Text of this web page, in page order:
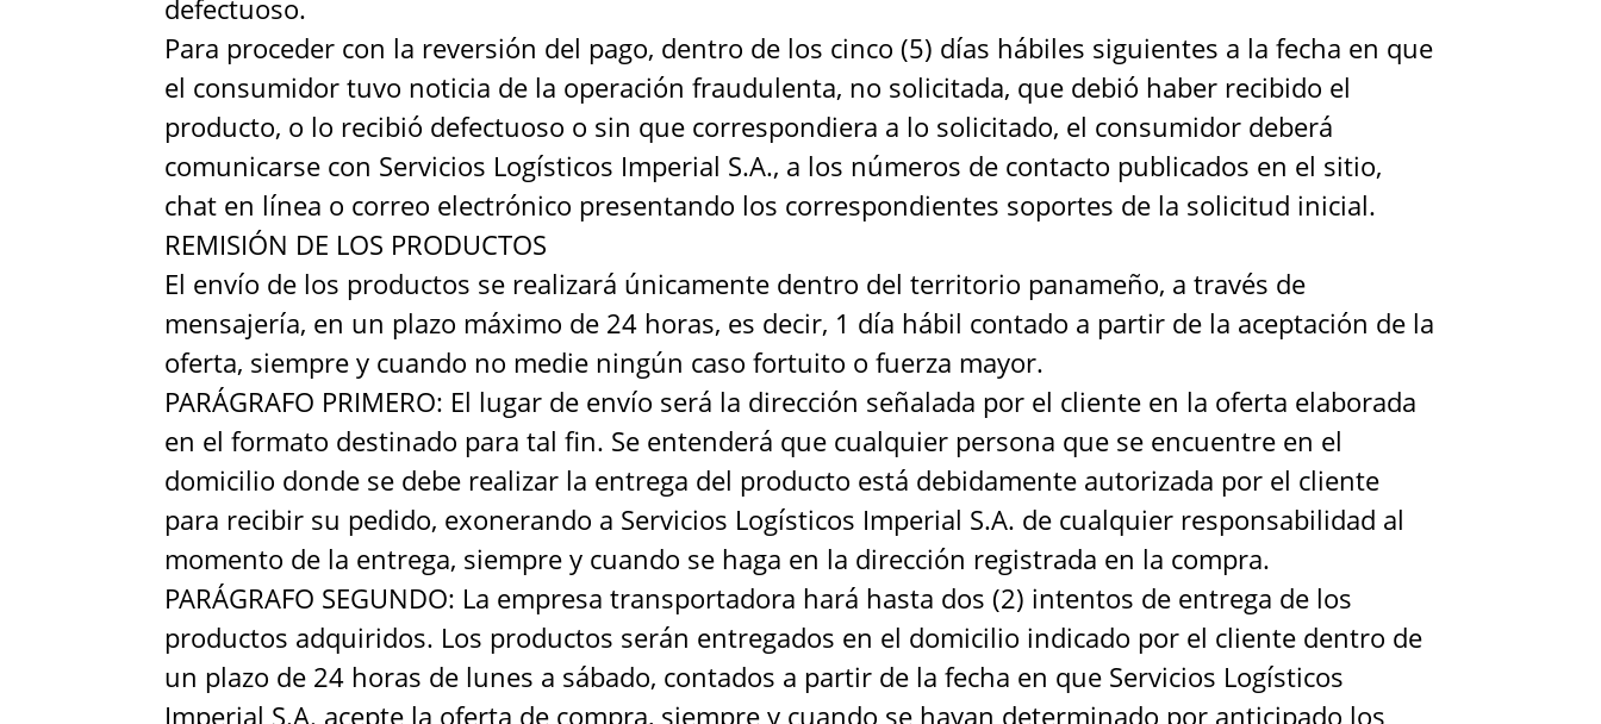
defectuoso.
Para proceder con la reversión del pago, dentro de los cinco (5) días hábiles siguientes a la fecha en que
el consumidor tuvo noticia de la operación fraudulenta, no solicitada, que debió haber recibido el
producto, o lo recibió defectuoso o sin que correspondiera a lo solicitado, el consumidor deberá
comunicarse con Servicios Logísticos Imperial S.A., a los números de contacto publicados en el sitio,
chat en línea o correo electrónico presentando los correspondientes soportes de la solicitud inicial.
REMISIÓN DE LOS PRODUCTOS
El envío de los productos se realizará únicamente dentro del territorio panameño, a través de
mensajería, en un plazo máximo de 24 horas, es decir, 1 día hábil contado a partir de la aceptación de la
oferta, siempre y cuando no medie ningún caso fortuito o fuerza mayor.
PARÁGRAFO PRIMERO: El lugar de envío será la dirección señalada por el cliente en la oferta elaborada
en el formato destinado para tal fin. Se entenderá que cualquier persona que se encuentre en el
domicilio donde se debe realizar la entrega del producto está debidamente autorizada por el cliente
para recibir su pedido, exonerando a Servicios Logísticos Imperial S.A. de cualquier responsabilidad al
momento de la entrega, siempre y cuando se haga en la dirección registrada en la compra.
PARÁGRAFO SEGUNDO: La empresa transportadora hará hasta dos (2) intentos de entrega de los
productos adquiridos. Los productos serán entregados en el domicilio indicado por el cliente dentro de
un plazo de 24 horas de lunes a sábado, contados a partir de la fecha en que Servicios Logísticos
Imperial S.A. acepte la oferta de compra, siempre y cuando se hayan determinado por anticipado los